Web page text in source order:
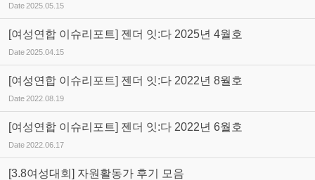
Date2025.05.15
[여성연합 이슈리포트] 젠더 잇:다 2025년 4월호
Date2025.04.15
[여성연합 이슈리포트] 젠더 잇:다 2022년 8월호
Date2022.08.19
[여성연합 이슈리포트] 젠더 잇:다 2022년 6월호
Date2022.06.17
[3.8여성대회] 자원활동가 후기 모음